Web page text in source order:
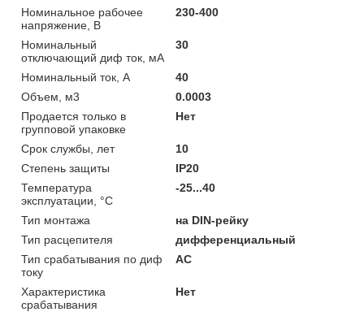
Номинальное рабочее
напряжение, В
230-400
Номинальный
отключающий диф ток, мА
30
Номинальный ток, А
40
Объем, м3
0.0003
Продается только в
групповой упаковке
Нет
Срок службы, лет
10
Степень защиты
IP20
Температура
эксплуатации, °C
-25...40
Тип монтажа
на DIN-рейку
Тип расцепителя
дифференциальный
Тип срабатывания по диф
току
AC
Характеристика
срабатывания
Нет